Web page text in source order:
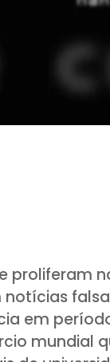
proliferam
notícias
em
mundial